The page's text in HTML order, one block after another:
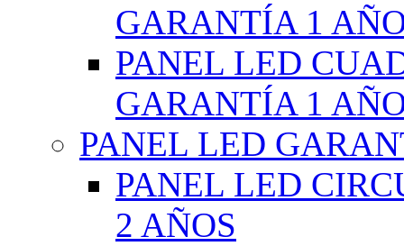
GARANTÍA 1
PANEL LED
GARANTÍA 1
PANEL LED
PANEL LED
2 AÑOS